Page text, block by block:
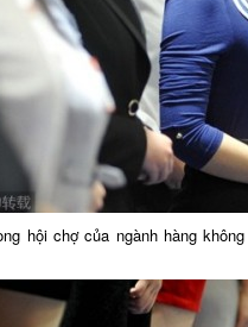
hội chợ của ngành hàng